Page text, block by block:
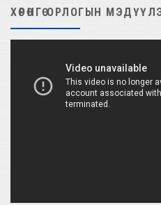
ХӨРӨНГӨ ОРЛОГЫН